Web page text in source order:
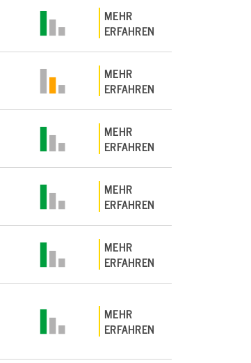
MEHR
ERFAHREN
MEHR
ERFAHREN
MEHR
ERFAHREN
MEHR
ERFAHREN
MEHR
ERFAHREN
MEHR
ERFAHREN